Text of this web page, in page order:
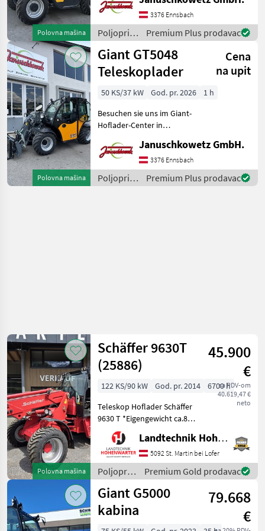
Polovna mašina
Betriebsgewicht 4.900 kg -
Hubhöhe 5, 78 m - Max.
Hubkraft 2500 kg -
Ausbrechkraft 7600 daN
3376 Ennsbach
Poljoprivredni
motorni
strojevi /
Dieci
Premium Plus prodavac
Polovna mašina
Giant GT5048
Teleskoplader
Cena
na upit
50 KS/37 kW God. pr. 2026
1 h
Besuchen sie uns im Giant-
Hoflader-Center in
der Autobahn Amstetten-
Ost! - Motor Kubota D1803
CR, 50 PS, (3Zylinder),
StageV, DOC, DPF
Januschkowetz GmbH.
3376 Ennsbach
Poljoprivredni
motorni
Premium Plus prodavac
Polovna mašina
Schäffer 9630T
(25886)
45.900
€
sa PDV-om
40.619,47 €
neto
122 KS/90 kW God. pr. 2014
6700 h
Teleskop Hoflader Schäffer
9630 T *Eigengewicht ca.8 t
*Bereifung 400/55-22, 5
*Kipplast 4200 kg
*Radstand 2.52 m
*Fahrgeschwindigkeit 20
km/h *Wenderadius innen
4.7
Landtechnik Hohenwarter GmbH
5092 St. Martin bei Lofer
Poljoprivredni
motorni
strojevi /
Schäffer
Premium Gold prodavac
Giant G5000
kabina
79.668
€